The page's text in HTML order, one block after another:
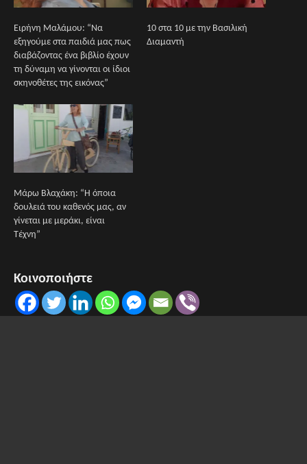
Ειρήνη Μαλάμου: “Να
εξηγούμε στα παιδιά μας πως
διαβάζοντας ένα βιβλίο έχουν
τη δύναμη να γίνονται οι ίδιοι
σκηνοθέτες της εικόνας”
10 στα 10 με την Βασιλική
Διαμαντή
Μάρω Βλαχάκη: “Η όποια
δουλειά του καθενός μας, αν
γίνεται με μεράκι, είναι
Τέχνη”
Κοινοποιήστε